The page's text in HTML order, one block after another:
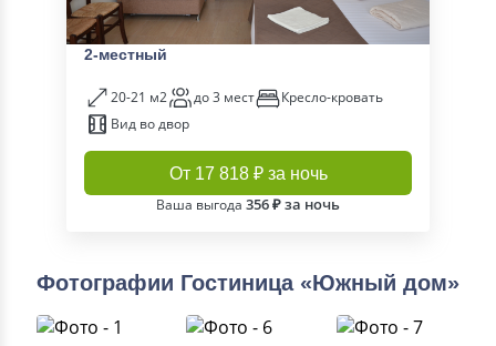
2-местный
20-21 м2 до 3 мест
Кресло-кровать
Вид во двор
От 17 818 ₽ за ночь
Ваша выгода 356 ₽ за ночь
Фотографии Гостиница «Южный дом»